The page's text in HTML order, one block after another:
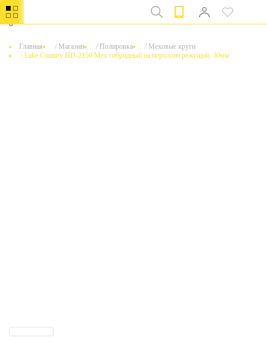
0
Главная / Магазин / Полировка / Меховые круги
/Lake Country HD-2150 Мех гибридный на поролоне режущий, 30мм